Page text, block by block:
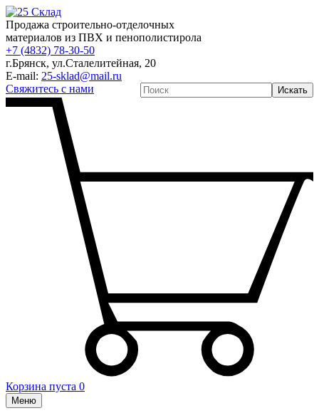
Продажа строительно-отделочных
материалов из ПВХ и пенополистирола
+7 (4832) 78-30-50
г.Брянск, ул.Сталелитейная, 20
E-mail: 25-sklad@mail.ru
Свяжитесь с нами
Искать
Корзина пуста 0
Меню